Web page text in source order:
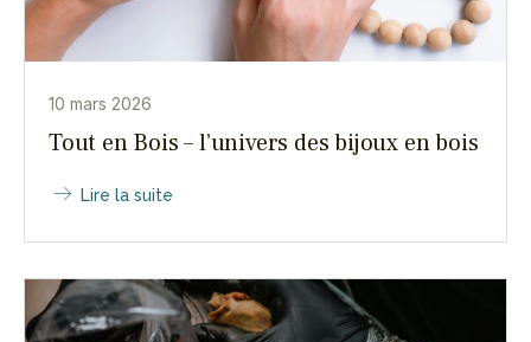
10 mars 2026
Tout en Bois – l’univers des bijoux en bois
Lire la suite